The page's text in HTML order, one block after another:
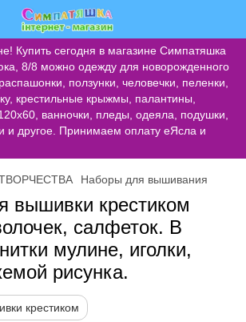
Купить сегодня в магазине Симпатяшка
8/8 можно одежду для новорожденного
ползунки, человечки, пеленки,
крестильные крыжмы, палантины,
ванночки, пледы, одеяла, подушки,
и другое. Принимаем оплату еЯсла и
Наборы для вышивания
вышивки крестиком
салфеток. В
мулине, иголки,
рисунка.
крестиком